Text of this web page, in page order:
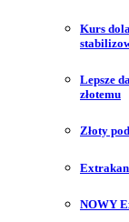
Kurs
Lepsze
złotemu
Złoty
NOWY